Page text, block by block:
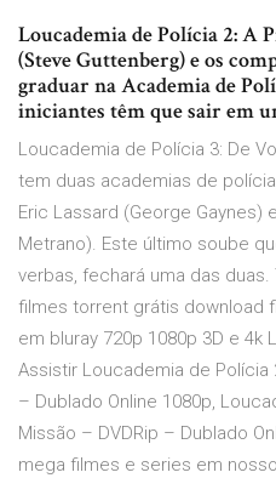
Loucademia de Polícia 2: A
(Steve Guttenberg) e os
graduar na Academia de
iniciantes têm que sair em
Loucademia de Polícia 3: De
tem duas academias de
Eric Lassard (George Gaynes)
Metrano). Este último soube
verbas, fechará uma das duas.
filmes torrent grátis download
em bluray 720p 1080p 3D e 4k
Assistir Loucademia de Polícia
– Dublado Online 1080p,
Missão – DVDRip – Dublado
mega filmes e series em